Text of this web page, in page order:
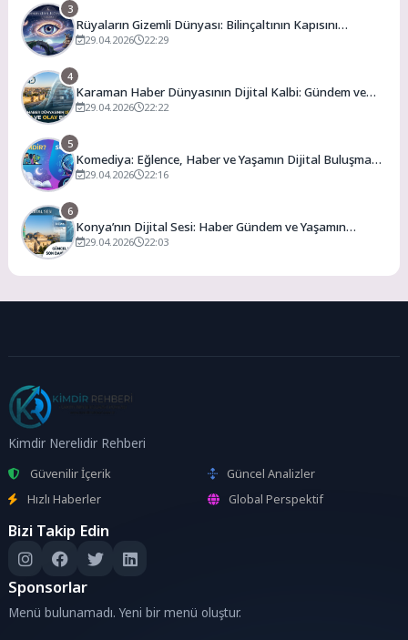
3
Rüyaların Gizemli Dünyası: Bilinçaltının Kapısını
Aralamak
29.04.2026 22:29
4
Karaman Haber Dünyasının Dijital Kalbi: Gündem ve
Olay
29.04.2026 22:22
5
Komediya: Eğlence, Haber ve Yaşamın Dijital Buluşma
Noktası
29.04.2026 22:16
6
Konya’nın Dijital Sesi: Haber Gündem ve Yaşamın
Merkezi
29.04.2026 22:03
Kimdir Nerelidir Rehberi
Güvenilir İçerik
Güncel Analizler
Hızlı Haberler
Global Perspektif
Bizi Takip Edin
Sponsorlar
Menü bulunamadı. Yeni bir menü oluştur.